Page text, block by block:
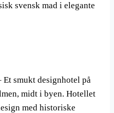
svensk mad i elegante
Et smukt designhotel på
midt i byen. Hotellet
med historiske